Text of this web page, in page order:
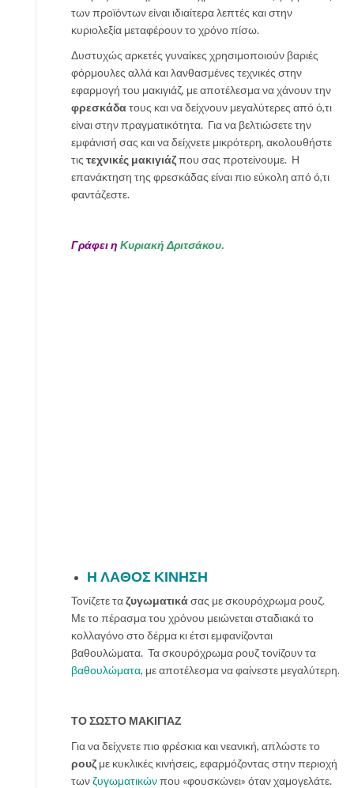
των προϊόντων είναι ιδιαίτερα λεπτές και στην
κυριολεξία μεταφέρουν το χρόνο πίσω.
Δυστυχώς αρκετές γυναίκες χρησιμοποιούν βαριές
φόρμουλες αλλά και λανθασμένες τεχνικές στην
εφαρμογή του μακιγιάζ, με αποτέλεσμα να χάνουν την
φρεσκάδατους και να δείχνουν μεγαλύτερες από ό,τι
είναι στην πραγματικότητα. Για να βελτιώσετε την
εμφάνισή σας και να δείχνετε μικρότερη, ακολουθήστε
τις τεχνικές μακιγιάζπου σας προτείνουμε. Η
επανάκτηση της φρεσκάδας είναι πιο εύκολη από ό,τι
φαντάζεστε.
Γράφει η Κυριακή Δριτσάκου.
Η ΛΑΘΟΣ ΚΙΝΗΣΗ
Τονίζετε ταζυγωματικάσας με σκουρόχρωμα ρουζ.
Με το πέρασμα του χρόνου μειώνεται σταδιακά το
κολλαγόνο στο δέρμα κι έτσι εμφανίζονται
βαθουλώματα. Τα σκουρόχρωμα ρουζ τονίζουν τα
βαθουλώματα, με αποτέλεσμα να φαίνεστε μεγαλύτερη.
ΤΟ ΣΩΣΤΟ ΜΑΚΙΓΙΑΖ
Για να δείχνετε πιο φρέσκια και νεανική, απλώστε το
ρουζ με κυκλικές κινήσεις, εφαρμόζοντας στην περιοχή
τωνζυγωματικώνπου «φουσκώνει» όταν χαμογελάτε.